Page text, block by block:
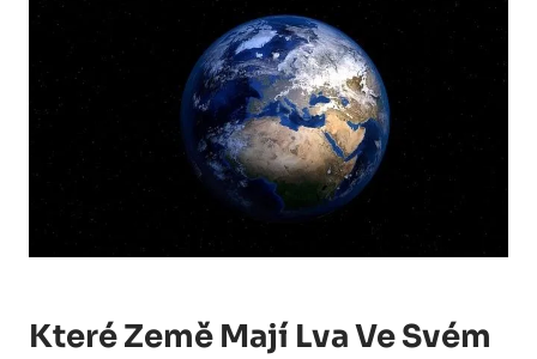
Které Země Mají Lva Ve Svém